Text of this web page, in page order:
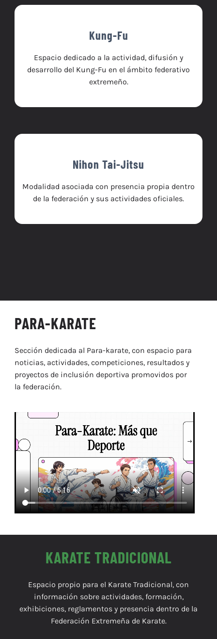
Kung-Fu
Espacio dedicado a la actividad, difusión y
desarrollo del Kung-Fu en el ámbito federativo
extremeño.
Nihon Tai-Jitsu
Modalidad asociada con presencia propia dentro
de la federación y sus actividades oficiales.
PARA-KARATE
Sección dedicada al Para-karate, con espacio para
noticias, actividades, competiciones, resultados y
proyectos de inclusión deportiva promovidos por
la federación.
KARATE TRADICIONAL
Espacio propio para el Karate Tradicional, con
información sobre actividades, formación,
exhibiciones, reglamentos y presencia dentro de la
Federación Extremeña de Karate.